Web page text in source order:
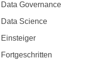
Data Governance
Data Science
Einsteiger
Fortgeschritten